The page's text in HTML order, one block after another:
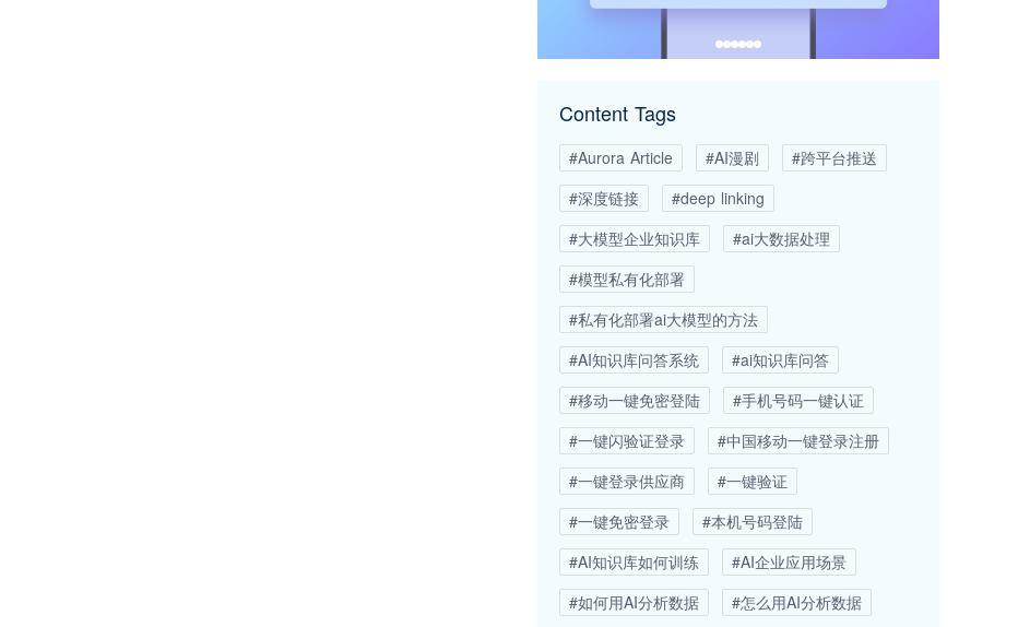
Content Tags
#Aurora Article #AI漫剧
#跨平台推送
#深度链接
#deep linking
#大模型企业知识库
#ai大数据处理
#模型私有化部署
#私有化部署ai大模型的方法
#AI知识库问答系统
#ai知识库问答
#移动一键免密登陆
#手机号码一键认证
#一键闪验证登录
#中国移动一键登录注册
#一键登录供应商
#一键验证
#一键免密登录
#本机号码登陆
#AI知识库如何训练
#AI企业应用场景
#如何用AI分析数据
#怎么用AI分析数据